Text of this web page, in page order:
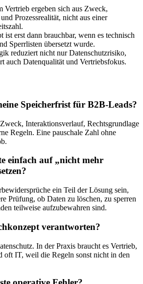
Vertrieb ergeben sich aus Zweck,
Prozessrealität, nicht aus einer
ist erst dann brauchbar, wenn es technisch
Sperrlisten übersetzt wurde.
reduziert nicht nur Datenschutzrisiko,
auch Datenqualität und Vertriebsfokus.
Speicherfrist für B2B-Leads?
Interaktionsverlauf, Rechtsgrundlage
Regeln. Eine pauschale Zahl ohne
einfach auf „nicht mehr
ein Teil der Lösung sein,
Prüfung, ob Daten zu löschen, zu sperren
teilweise aufzubewahren sind.
verantworten?
In der Praxis braucht es Vertrieb,
oft IT, weil die Regeln sonst nicht in den